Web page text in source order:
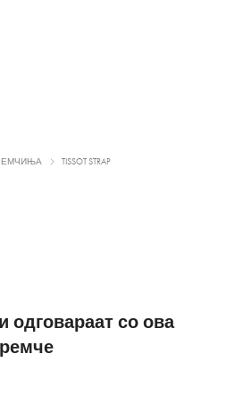
РЕМЧИЊА TISSOT STRAP
одговараат со ова
ремче